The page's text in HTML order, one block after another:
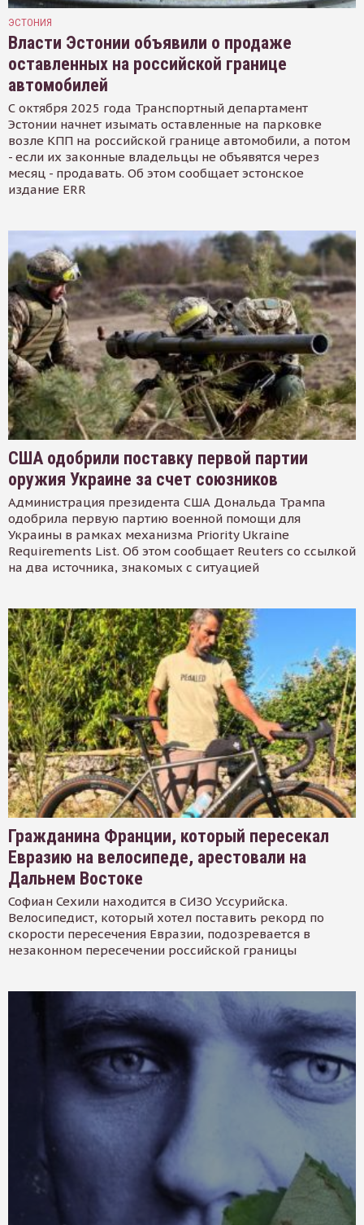
ЭСТОНИЯ
Власти Эстонии объявили о продаже
оставленных на российской границе
автомобилей
С октября 2025 года Транспортный департамент
Эстонии начнет изымать оставленные на парковке
возле КПП на российской границе автомобили, а потом
- если их законные владельцы не объявятся через
месяц - продавать. Об этом сообщает эстонское
издание ERR
США одобрили поставку первой партии
оружия Украине за счет союзников
Администрация президента США Дональда Трампа
одобрила первую партию военной помощи для
Украины в рамках механизма Priority Ukraine
Requirements List. Об этом сообщает Reuters со ссылкой
на два источника, знакомых с ситуацией
Гражданина Франции, который пересекал
Евразию на велосипеде, арестовали на
Дальнем Востоке
Софиан Сехили находится в СИЗО Уссурийска.
Велосипедист, который хотел поставить рекорд по
скорости пересечения Евразии, подозревается в
незаконном пересечении российской границы